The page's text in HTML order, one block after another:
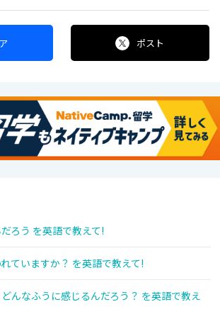
ポスト
ろう を英語で教えて!
ていますか？ を英語で教えて!
んなふうに感じるんだろう？ を英語で教え